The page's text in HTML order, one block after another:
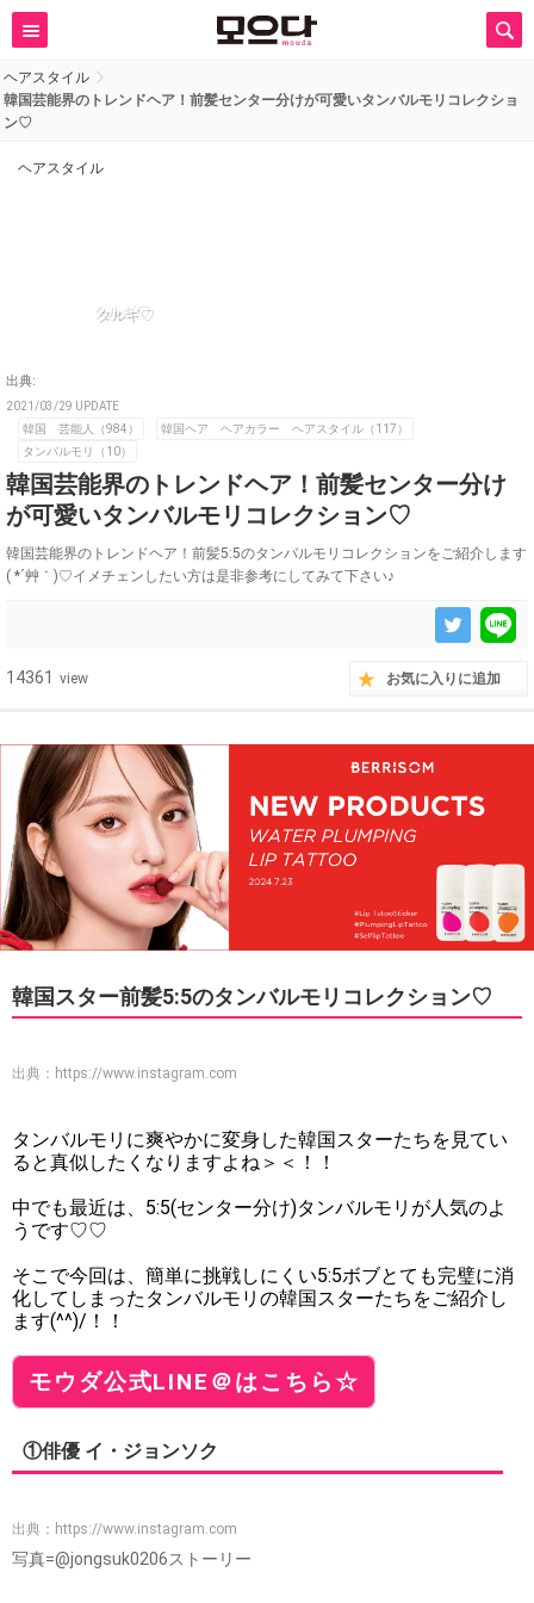
ヘアスタイル
韓国芸能界のトレンドヘア！前髪センター分けが可愛いタンバルモリコレクショ
ン♡
ヘアスタイル
タルギ♡
出典:
2021/03/29 UPDATE
韓国 芸能人（984）
韓国ヘア ヘアカラー ヘアスタイル（117）
タンバルモリ（10）
韓国芸能界のトレンドヘア！前髪センター分け
が可愛いタンバルモリコレクション♡
韓国芸能界のトレンドヘア！前髪5:5のタンバルモリコレクションをご紹介します
( *´艸｀)♡イメチェンしたい方は是非参考にしてみて下さい♪
14361 view お気に入りに追加
韓国スター前髪5:5のタンバルモリコレクション♡
出典： https://www.instagram.com
タンバルモリに爽やかに変身した韓国スターたちを見てい
ると真似したくなりますよね＞＜！！
中でも最近は、5:5(センター分け)タンバルモリが人気のよ
うです♡♡
そこで今回は、簡単に挑戦しにくい5:5ボブとても完璧に消
化してしまったタンバルモリの韓国スターたちをご紹介し
ます(^^)/！！
モウダ公式LINE＠はこちら☆
①俳優 イ・ジョンソク
出典： https://www.instagram.com
写真=@jongsuk0206ストーリー